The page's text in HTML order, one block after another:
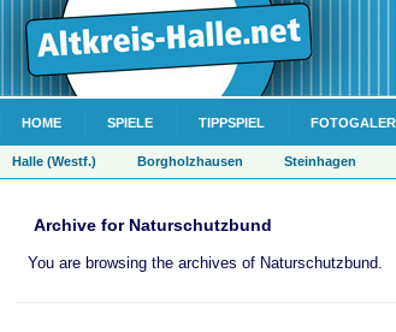
HOME SPIELE TIPPSPIEL
Halle (Westf.) Borgholzhausen Steinhagen
Archive for Naturschutzbund
You are browsing the archives of Naturschutzbund.